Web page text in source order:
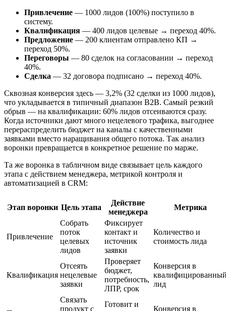
Привлечение — 1000 лидов (100%) поступило в
систему.
Квалификация — 400 лидов целевые → переход 40%.
Предложение — 200 клиентам отправлено КП →
переход 50%.
Переговоры — 80 сделок на согласовании → переход
40%.
Сделка — 32 договора подписано → переход 40%.
Сквозная конверсия здесь — 3,2% (32 сделки из 1000 лидов),
что укладывается в типичный диапазон B2B. Самый резкий
обрыв — на квалификации: 60% лидов отсеиваются сразу.
Когда источники дают много нецелевого трафика, выгоднее
перераспределить бюджет на каналы с качественными
заявками вместо наращивания общего потока. Так анализ
воронки превращается в конкретное решение по марже.
Та же воронка в табличном виде связывает цель каждого
этапа с действием менеджера, метрикой контроля и
автоматизацией в CRM:
Этап воронки Цель этапа
Действие
менеджера
Метрика
Привлечение
Собрать
поток
целевых
лидов
Фиксирует
контакт и
источник
заявки
Количество и
стоимость лида
Квалификация
Отсеять
нецелевые
заявки
Проверяет
бюджет,
потребность,
ЛПР, срок
Конверсия в
лид
Связать
продукт с
Готовит и
Конверсия в